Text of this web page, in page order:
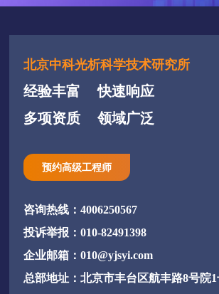
北京中科光析科学技术研究所
经验丰富
快速响应
多项资质
领域广泛
预约高级工程师
咨询热线：4006250567
投诉举报：010-82491398
企业邮箱：010@yjsyi.com
总部地址：北京市丰台区航丰路8号院1